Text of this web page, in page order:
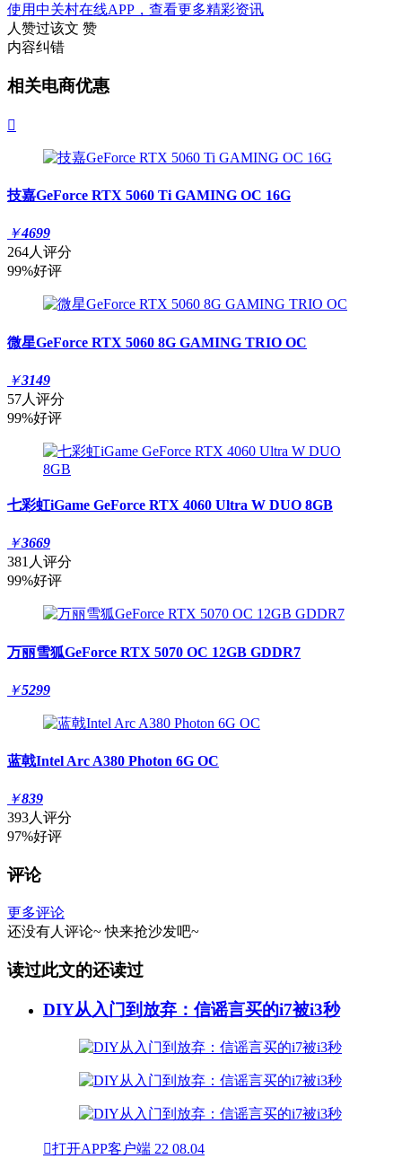
使用中关村在线APP，查看更多精彩资讯
人赞过该文 赞
内容纠错
相关电商优惠

技嘉GeForce RTX 5060 Ti GAMING OC 16G
￥4699
264人评分
99%好评
微星GeForce RTX 5060 8G GAMING TRIO OC
￥3149
57人评分
99%好评
七彩虹iGame GeForce RTX 4060 Ultra W DUO 8GB
￥3669
381人评分
99%好评
万丽雪狐GeForce RTX 5070 OC 12GB GDDR7
￥5299
蓝戟Intel Arc A380 Photon 6G OC
￥839
393人评分
97%好评
评论
更多评论
还没有人评论~ 快来抢沙发吧~
读过此文的还读过
DIY从入门到放弃：信谣言买的i7被i3秒
打开APP客户端 22 08.04